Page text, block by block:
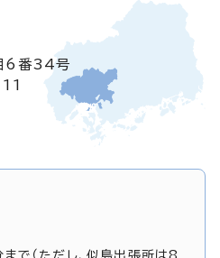
6番34号
（ただし、似島出張所は8